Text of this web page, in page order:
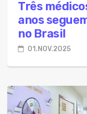
Três
anos
no Brasil
01.NOV.2025